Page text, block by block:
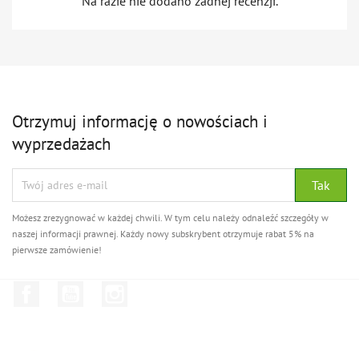
Otrzymuj informację o nowościach i
wyprzedażach
Możesz zrezygnować w każdej chwili. W tym celu należy odnaleźć szczegóły w
naszej informacji prawnej. Każdy nowy subskrybent otrzymuje rabat 5% na
pierwsze zamówienie!